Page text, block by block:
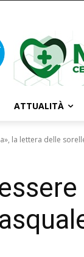
ATTUALITÀ
la lettera delle